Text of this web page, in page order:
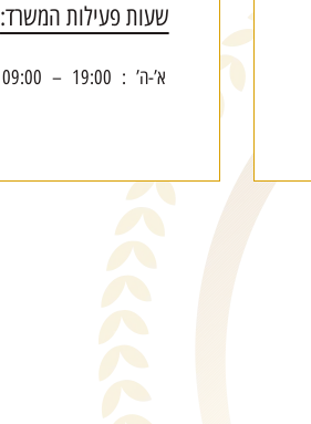
שעות פעילות המשרד:
א’-ה’ : 19:00 – 09:00